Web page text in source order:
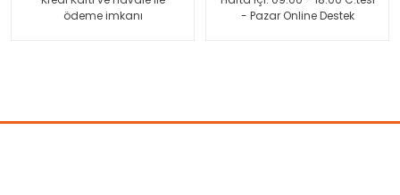
ödeme imkanı
- Pazar Online Destek